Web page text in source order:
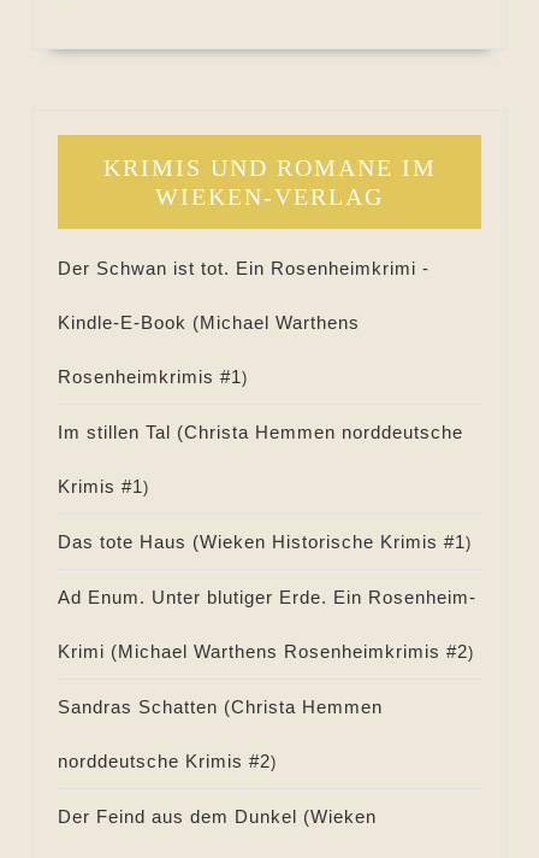
KRIMIS UND ROMANE IM
WIEKEN-VERLAG
Der Schwan ist tot. Ein Rosenheimkrimi -
Kindle-E-Book (Michael Warthens
Rosenheimkrimis #1)
Im stillen Tal (Christa Hemmen norddeutsche
Krimis #1)
Das tote Haus (Wieken Historische Krimis #1)
Ad Enum. Unter blutiger Erde. Ein Rosenheim-
Krimi (Michael Warthens Rosenheimkrimis #2)
Sandras Schatten (Christa Hemmen
norddeutsche Krimis #2)
Der Feind aus dem Dunkel (Wieken